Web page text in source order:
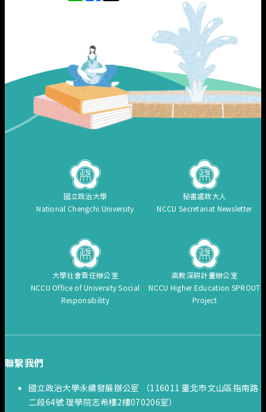
國立政治大學
National Chengchi University
秘書處政大人
NCCU Secretariat Newsletter
大學社會責任辦公室
NCCU Office of University Social
Responsibility
高教深耕計畫辦公室
NCCU Higher Education SPROUT
Project
聯繫我們
國立政治大學永續發展辦公室 （116011 臺北市文山區指南路
二段64號 理學院志希樓2樓070206室）